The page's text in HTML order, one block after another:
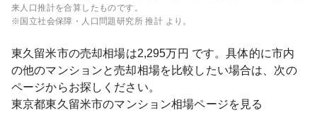
来人口推計を合算したものです。
※国立社会保障・人口問題研究所 推計 より。
東久留米市の売却相場は2,295万円 です。具体的に市内
の他のマンションと売却相場を比較したい場合は、次の
ページからお探しください。
東京都東久留米市のマンション相場ページを見る